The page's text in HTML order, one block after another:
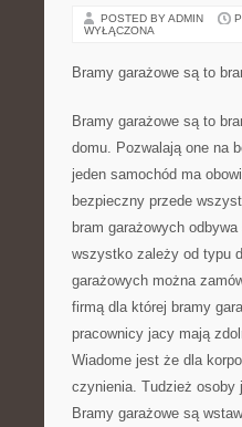
POSTED BY ADMIN
WYŁĄCZONA
Bramy garażowe są to
Bramy garażowe są to
domu. Pozwalają one na
jeden samochód ma
bezpieczny przede
bram garażowych
wszystko zależy od typu
garażowych można
firmą dla której bramy
pracownicy jacy mają
Wiadome jest że dla
czynienia. Tudzież osoby
Bramy garażowe są